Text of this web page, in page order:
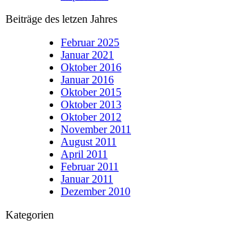
Beiträge des letzen Jahres
Februar 2025
Januar 2021
Oktober 2016
Januar 2016
Oktober 2015
Oktober 2013
Oktober 2012
November 2011
August 2011
April 2011
Februar 2011
Januar 2011
Dezember 2010
Kategorien